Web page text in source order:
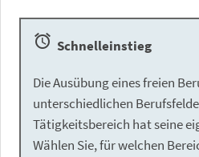
alarm Schnelleinstieg
Die Ausübung eines freien
unterschiedlichen
Tätigkeitsbereich hat seine
Wählen Sie, für welchen